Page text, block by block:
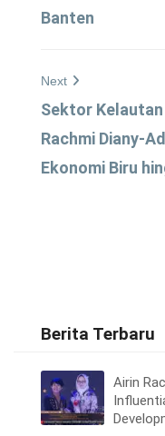
Banten
Next
Sektor
Rachmi Diany-
Ekonomi Biru
Berita Terbaru
Airin